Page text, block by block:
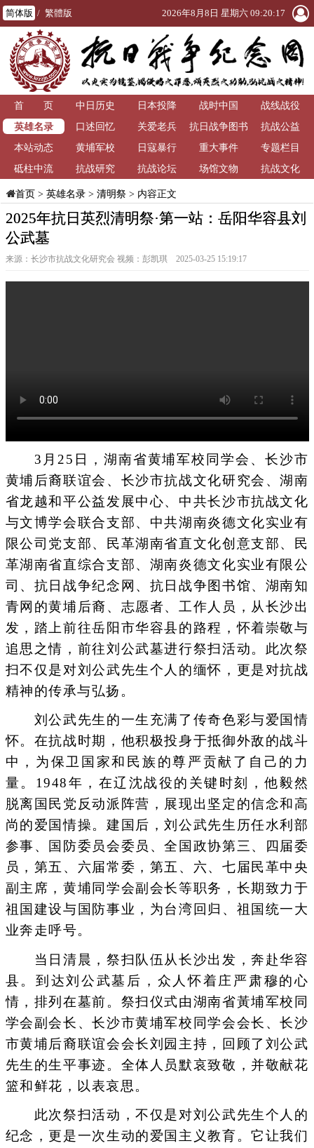
简体版 / 繁體版 2026年8月8日 星期六 09:20:18
首 页 中日历史 日本投降 战时中国
战线战役
英雄名录
口述回忆 关爱老兵
抗日战争图书
馆
抗战公益
本站动态
黄埔军校 日寇暴行 重大事件
专题栏目
砥柱中流
抗战研究 抗战论坛 场馆文物 抗战文化
首页> 英雄名录> 清明祭> 内容正文
2025年抗日英烈清明祭·第一站：岳阳华容县刘
公武墓
来源：长沙市抗战文化研究会 视频：彭凯琪 2025-03-25 15:19:17
3月25日，湖南省黄埔军校同学会、长沙市
黄埔后裔联谊会、长沙市抗战文化研究会、湖南
省龙越和平公益发展中心、中共长沙市抗战文化
与文博学会联合支部、中共湖南炎德文化实业有
限公司党支部、民革湖南省直文化创意支部、民
革湖南省直综合支部、湖南炎德文化实业有限公
司、抗日战争纪念网、抗日战争图书馆、湖南知
青网的黄埔后裔、志愿者、工作人员，从长沙出
发，踏上前往岳阳市华容县的路程，怀着崇敬与
追思之情，前往刘公武墓进行祭扫活动。此次祭
扫不仅是对刘公武先生个人的缅怀，更是对抗战
精神的传承与弘扬。
刘公武先生的一生充满了传奇色彩与爱国情
怀。在抗战时期，他积极投身于抵御外敌的战斗
中，为保卫国家和民族的尊严贡献了自己的力
量。1948年，在辽沈战役的关键时刻，他毅然
脱离国民党反动派阵营，展现出坚定的信念和高
尚的爱国情操。建国后，刘公武先生历任水利部
参事、国防委员会委员、全国政协第三、四届委
员，第五、六届常委，第五、六、七届民革中央
副主席，黄埔同学会副会长等职务，长期致力于
祖国建设与国防事业，为台湾回归、祖国统一大
业奔走呼号。
当日清晨，祭扫队伍从长沙出发，奔赴华容
县。到达刘公武墓后，众人怀着庄严肃穆的心
情，排列在墓前。祭扫仪式由湖南省黃埔军校同
学会副会长、长沙市黄埔军校同学会会长、长沙
市黄埔后裔联谊会会长刘园主持，回顾了刘公武
先生的生平事迹。全体人员默哀致敬，并敬献花
篮和鲜花，以表哀思。
此次祭扫活动，不仅是对刘公武先生个人的
纪念，更是一次生动的爱国主义教育。它让我们